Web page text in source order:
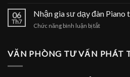
Piano
gia
dạy
tại
06
Th7
Nhận gia sư dạy đàn Piano
Chức năng bình luận bị tắtở
sư
VĂN PHÒNG TƯ VẤN PHÁT